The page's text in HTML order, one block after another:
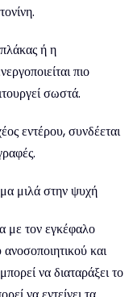
ή η
πιο
σωστά.
εντέρου, συνδέεται
μιλά στην ψυχή
με τον εγκέφαλο
και
να διαταράξει το